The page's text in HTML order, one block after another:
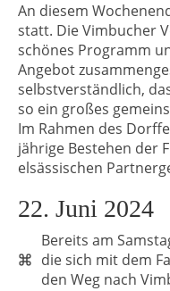
An diesem
statt. Die Vimbucher
schönes Programm
Angebot
selbstverständlich,
so ein großes
Im Rahmen des
jährige Bestehen der
elsässischen
22. Juni 2024
Bereits am
die sich mit dem
den Weg nach